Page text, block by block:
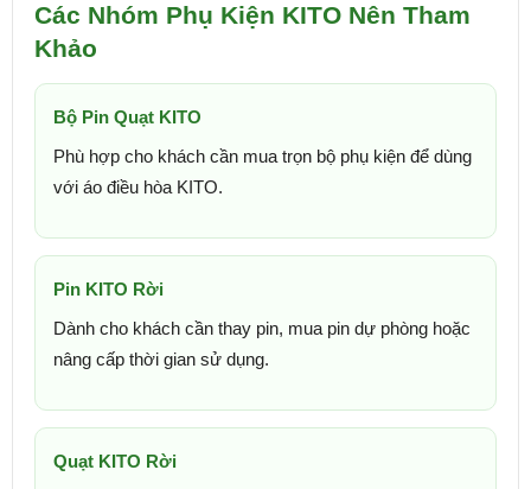
Các Nhóm Phụ Kiện KITO Nên Tham
Khảo
Bộ Pin Quạt KITO
Phù hợp cho khách cần mua trọn bộ phụ kiện để dùng
với áo điều hòa KITO.
Pin KITO Rời
Dành cho khách cần thay pin, mua pin dự phòng hoặc
nâng cấp thời gian sử dụng.
Quạt KITO Rời